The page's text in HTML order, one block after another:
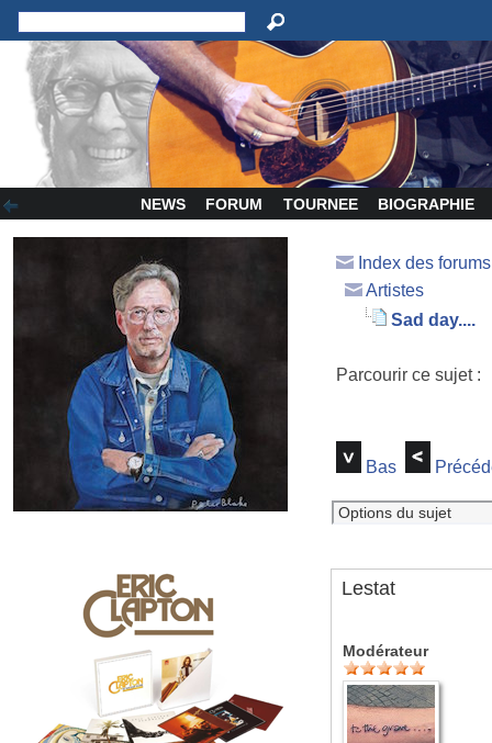
NEWS FORUM TOURNEE BIOGRAPHIE
Index des
Artistes
Sad day....
Parcourir ce sujet
Bas
Lestat
Modérateur